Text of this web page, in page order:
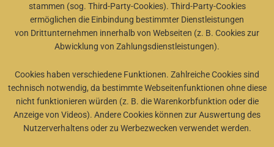
stammen (sog. Third-Party-Cookies). Third-Party-Cookies
ermöglichen die Einbindung bestimmter Dienstleistungen
von Drittunternehmen innerhalb von Webseiten (z. B. Cookies zur
Abwicklung von Zahlungsdienstleistungen).
Cookies haben verschiedene Funktionen. Zahlreiche Cookies sind
technisch notwendig, da bestimmte Webseitenfunktionen ohne diese
nicht funktionieren würden (z. B. die Warenkorbfunktion oder die
Anzeige von Videos). Andere Cookies können zur Auswertung des
Nutzerverhaltens oder zu Werbezwecken verwendet werden.